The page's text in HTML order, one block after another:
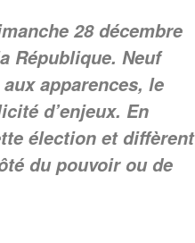
28 décembre
République. Neuf
apparences, le
d’enjeux. En
élection et diffèrent
du pouvoir ou de